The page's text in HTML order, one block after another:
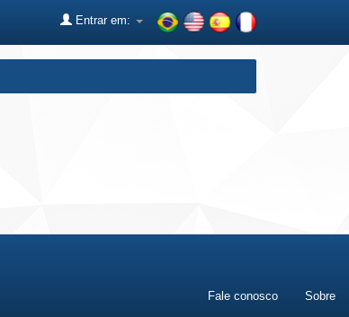
Entrar em:
Fale conosco Sobre